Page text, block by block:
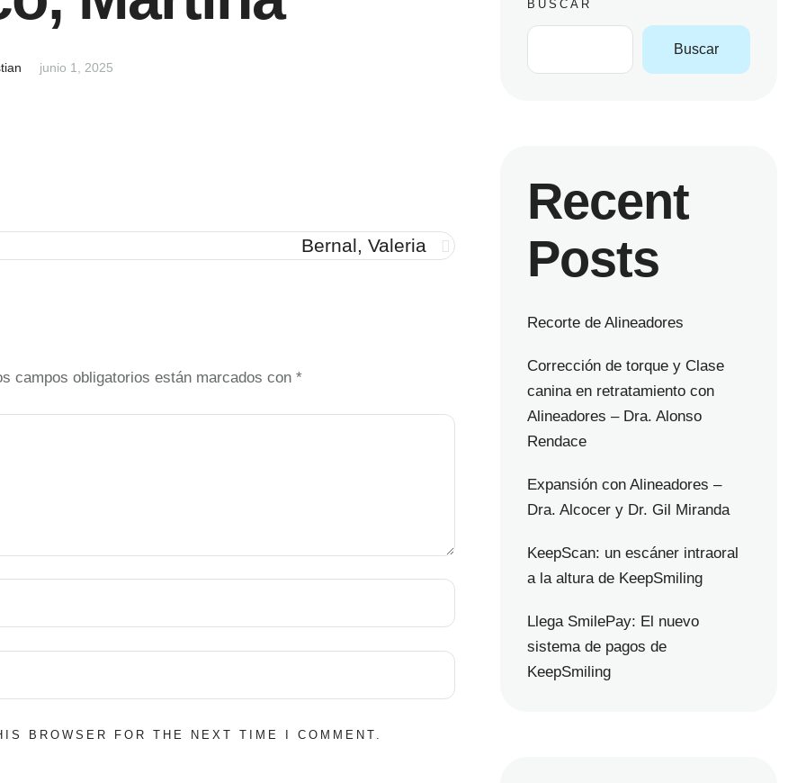
junio 1, 2025
Bernal, Valeria
campos obligatorios están marcados con *
BROWSER FOR THE NEXT TIME I COMMENT.
BUSCAR
Buscar
Recent
Posts
Recorte de Alineadores
Corrección de torque y Clase
canina en retratamiento con
Alineadores – Dra. Alonso
Rendace
Expansión con Alineadores –
Dra. Alcocer y Dr. Gil Miranda
KeepScan: un escáner intraoral
a la altura de KeepSmiling
Llega SmilePay: El nuevo
sistema de pagos de
KeepSmiling